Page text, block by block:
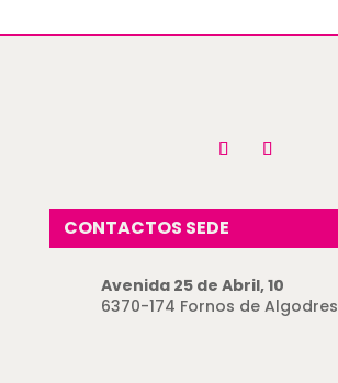
CONTACTOS SEDE
Avenida 25 de Abril, 10
6370-174 Fornos de Algodres